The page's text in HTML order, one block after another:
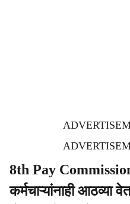
8th Pay
कर्मचाऱ्यांनाही आठव्या